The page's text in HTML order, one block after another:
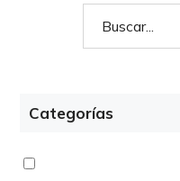
Categorías